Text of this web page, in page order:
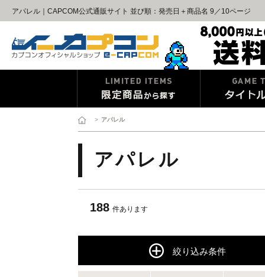
アパレル｜CAPCOM公式通販サイト 並び順：発売日＋商品名 9／10ページ
> アパレル
アパレル
188 件あります
絞り込み条件